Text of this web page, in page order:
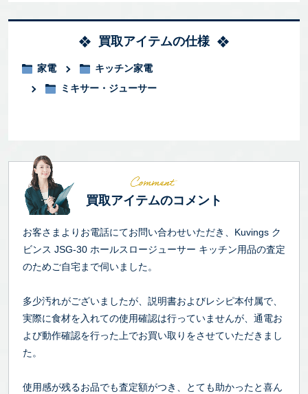
買取アイテムの仕様
家電
キッチン家電
ミキサー・ジューサー
買取アイテムのコメント
お客さまよりお電話にてお問い合わせいただき、Kuvings ク
ビンス JSG-30 ホールスロージューサー キッチン用品の査定
のためご自宅まで伺いました。
多少汚れがございましたが、説明書およびレシピ本付属で、
実際に食材を入れての使用確認は行っていませんが、通電お
よび動作確認を行った上でお買い取りをさせていただきまし
た。
使用感が残るお品でも査定額がつき、とても助かったと喜ん